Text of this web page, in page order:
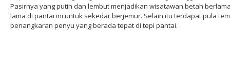
Pasirnya yang putih dan lembut menjadikan wisatawan betah
lama di pantai ini untuk sekedar berjemur. Selain itu terdapat pula
penangkaran penyu yang berada tepat di tepi pantai.